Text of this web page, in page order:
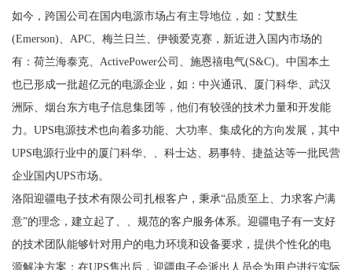
如今，跨国公司在国内电源市场占有主导地位，如：艾默生
(Emerson)、APC、梅兰日兰、伊顿爱克赛，新近进入国内市场的
有：荷兰海泰克、ActivePower公司、施恩禧电气(S&C)。中国本土
也已形成一批超亿元的电源企业，如：中兴通讯、厦门科华、武汉
洲际、烟台东方电子信息集团等，他们有较强的技术力量和开发能
力。UPS电源技术也向着多功能、大功率、集成化的方向发展，其中
UPS电源行业中的厦门科华、、科士达、易事特、捷益达等一批民营
企业国内UPS市场。
洛阳迎疆电子技术有限公司扎根客户，秉承“品质至上、力求客户满
意”的理念，建立起了、、规范的客户服务体系。迎疆电子有一支好
的技术团队能够针对用户的电力环境和设备要求，提供个性化的电
源解决方案；在UPS售出后，迎疆电子会派出人员会为用户进行实际